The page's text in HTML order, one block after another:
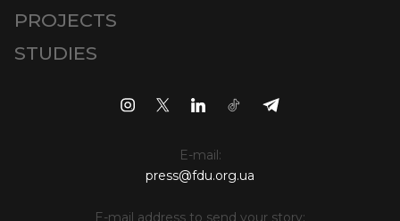
PROJECTS
STUDIES
E-mail:
press@fdu.org.ua